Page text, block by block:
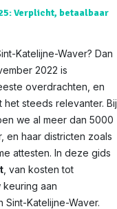
Verplicht, betaalbaar
Katelijne-Waver? Dan
2022 is
overdrachten, en
steeds relevanter. Bij
we al meer dan 5000
en haar districten zoals
attesten. In deze gids
, van kosten tot
aan
Sint-Katelijne-Waver.